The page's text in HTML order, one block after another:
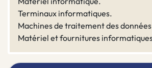
Terminaux informatiques.
Machines de traitement des
Matériel et fournitures